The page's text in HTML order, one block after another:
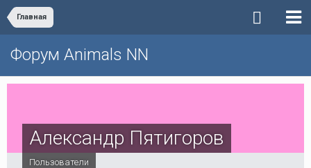
Главная
Форум Animals NN
Александр Пятигоров
Пользователи